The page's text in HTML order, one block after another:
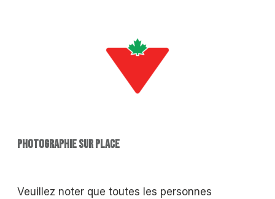
PHOTOGRAPHIE SUR PLACE
Veuillez noter que toutes les personnes